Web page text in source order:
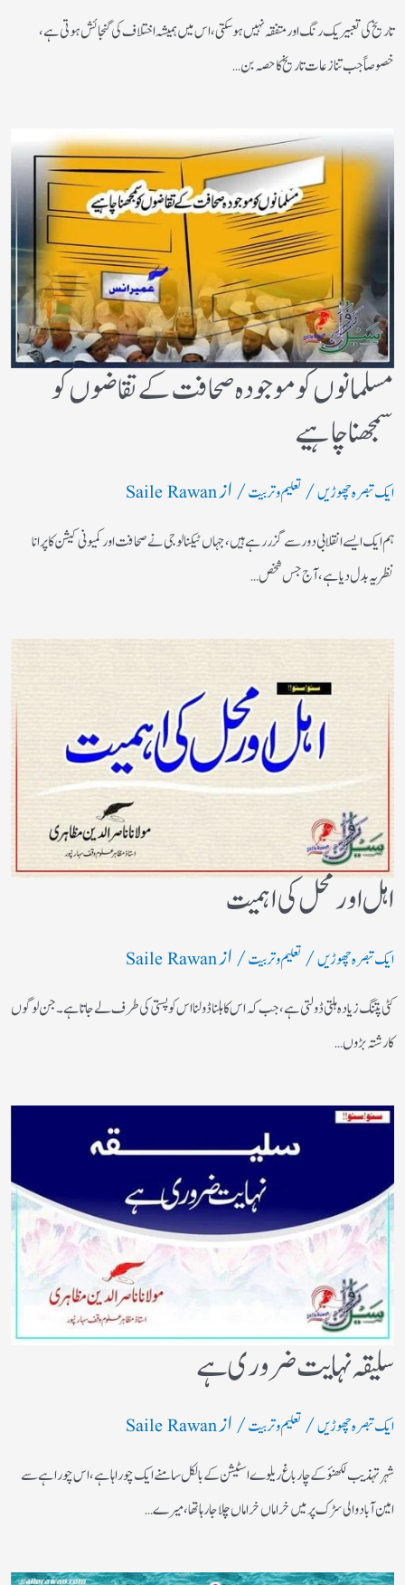
تاریخ کی تعبیر یک رنگ اور متفقہ نہیں ہو سکتی، اس میں ہمیشہ اختلاف کی گنجائش ہوتی ہے،
خصوصاً‌ جب تنازعات تاریخ کا حصہ بن…
مسلمانوں کو موجودہ صحافت کے تقاضوں کو
سمجھنا چاہیے
ایک تبصرہ چھوڑیں/ تعلیم و تربیت/ ازSaile Rawan
ہم ایک ایسے انقلابی دور سے گزر رہے ہیں، جہاں ٹیکنالوجی نے صحافت اور کمیونی کیشن کا پرانا
نظریہ بدل دیا ہے، آج جس شخص…
اہل اورمحل کی اہمیت
ایک تبصرہ چھوڑیں/ تعلیم و تربیت/ ازSaile Rawan
کٹی پتنگ زیادہ ہلتی ڈولتی ہے ، جب کہ اس کا ہلنا ڈولنا اس کو پستی کی طرف لے جاتا ہے۔جن لوگوں
کا رشتہ بڑوں…
سلیقہ نہایت ضروری ہے
ایک تبصرہ چھوڑیں/ تعلیم و تربیت/ ازSaile Rawan
شہر تہذیب لکھنؤکے چارباغ ریلوے اسٹیشن کے بالکل سامنے ایک چوراہا ہے ،اس چوراہے سے
امین آباد والی سڑک پرمیں خراماں خراماں چلاجا رہا تھا،میرے…